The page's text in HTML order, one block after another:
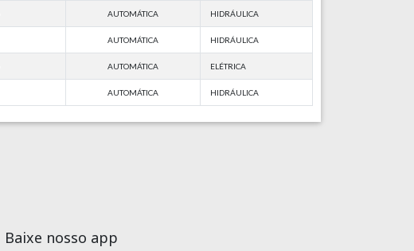
AUTOMÁTICA HIDRÁULICA
AUTOMÁTICA HIDRÁULICA
AUTOMÁTICA ELÉTRICA
AUTOMÁTICA HIDRÁULICA
Baixe nosso app